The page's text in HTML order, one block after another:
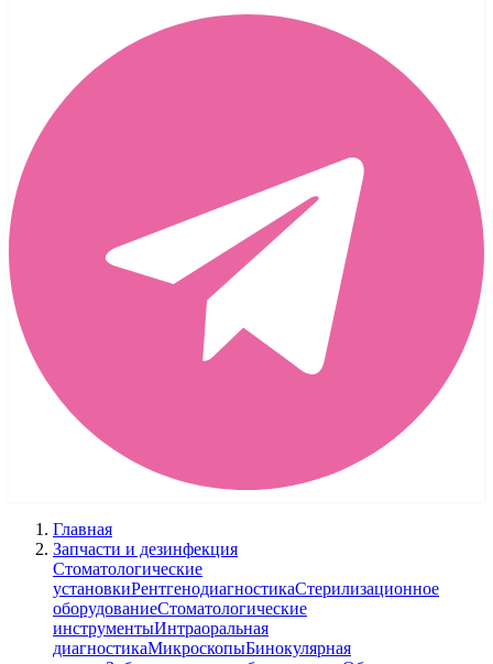
Главная
Запчасти и дезинфекция
Стоматологические
установкиРентгенодиагностикаСтерилизационное
оборудованиеСтоматологические
инструментыИнтраоральная
диагностикаМикроскопыБинокулярная